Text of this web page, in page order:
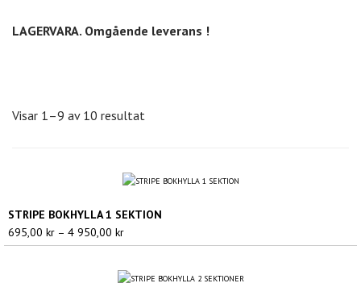
LAGERVARA. Omgående leverans !
Visar 1–9 av 10 resultat
STRIPE BOKHYLLA 1 SEKTION
695,00 kr – 4 950,00 krPrisintervall:
695,00 kr
till
4